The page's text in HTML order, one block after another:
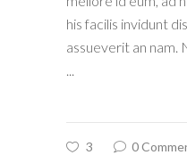
his facilis invidunt
assueverit an nam.
3
0